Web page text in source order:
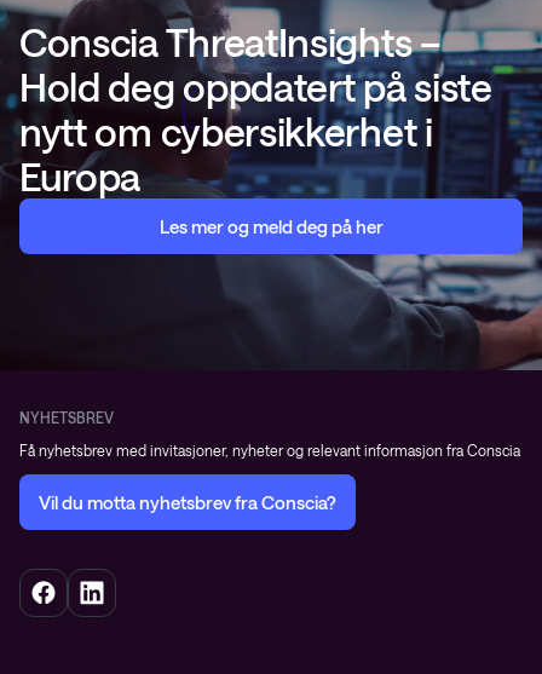
Conscia ThreatInsights –
Hold deg oppdatert på siste
nytt om cybersikkerhet i
Europa
Les mer og meld deg på her
NYHETSBREV
Få nyhetsbrev med invitasjoner, nyheter og relevant informasjon fra Conscia
Vil du motta nyhetsbrev fra Conscia?